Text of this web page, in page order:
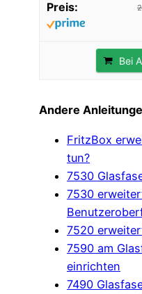
Bei
Andere
FritzBox
tun?
7530
7530
7520
7590 am
einrichten
7490